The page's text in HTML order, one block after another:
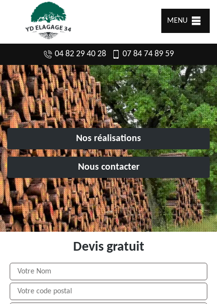
MENU
04 82 29 40 28 07 84 74 89 59
Nos réalisations
Nous contacter
Devis gratuit